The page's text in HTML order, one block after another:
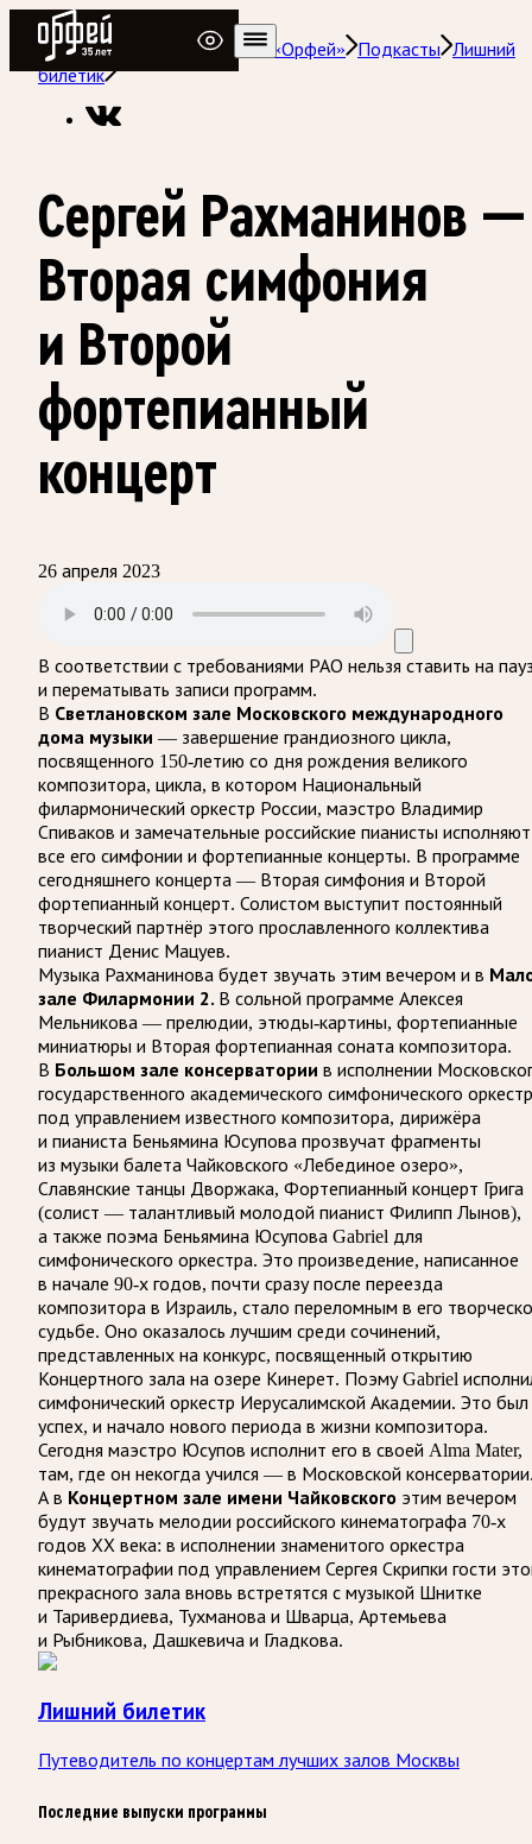
Радио Орфей
Радио классической музыки «Орфей»
Подкасты
Лишний
билетик
Сергей Рахманинов —
Вторая симфония
и Второй
фортепианный
концерт
26 апреля 2023
В соответствии с требованиями РАО нельзя ставить на
и перематывать записи программ.
В Светлановском зале Московского международного
дома музыки — завершение грандиозного цикла,
посвященного 150-летию со дня рождения великого
композитора, цикла, в котором Национальный
филармонический оркестр России, маэстро Владимир
Спиваков и замечательные российские пианисты исполняют
все его симфонии и фортепианные концерты. В программе
сегодняшнего концерта — Вторая симфония и Второй
фортепианный концерт. Солистом выступит постоянный
творческий партнёр этого прославленного коллектива
пианист Денис Мацуев.
Музыка Рахманинова будет звучать этим вечером и в
зале Филармонии 2. В сольной программе Алексея
Мельникова — прелюдии, этюды-картины, фортепианные
миниатюры и Вторая фортепианная соната композитора.
В Большом зале консерватории в исполнении
государственного академического симфонического
под управлением известного композитора, дирижёра
и пианиста Беньямина Юсупова прозвучат фрагменты
из музыки балета Чайковского «Лебединое озеро»,
Славянские танцы Дворжака, Фортепианный концерт Грига
(солист — талантливый молодой пианист Филипп Лынов),
а также поэма Беньямина Юсупова Gabriel для
симфонического оркестра. Это произведение, написанное
в начале 90-х годов, почти сразу после переезда
композитора в Израиль, стало переломным в его
судьбе. Оно оказалось лучшим среди сочинений,
представленных на конкурс, посвященный открытию
Концертного зала на озере Кинерет. Поэму Gabriel
симфонический оркестр Иерусалимской Академии. Это был
успех, и начало нового периода в жизни композитора.
Сегодня маэстро Юсупов исполнит его в своей Alma Mater,
там, где он некогда учился — в Московской
А в Концертном зале имени Чайковского этим вечером
будут звучать мелодии российского кинематографа 70-х
годов ХХ века: в исполнении знаменитого оркестра
кинематографии под управлением Сергея Скрипки гости
прекрасного зала вновь встретятся с музыкой Шнитке
и Таривердиева, Тухманова и Шварца, Артемьева
и Рыбникова, Дашкевича и Гладкова.
Лишний билетик
Путеводитель по концертам лучших залов Москвы
Последние выпуски программы